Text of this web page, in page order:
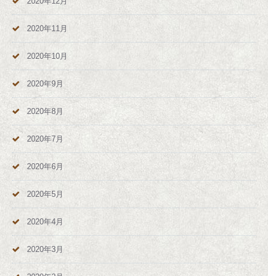
2020年11月
2020年10月
2020年9月
2020年8月
2020年7月
2020年6月
2020年5月
2020年4月
2020年3月